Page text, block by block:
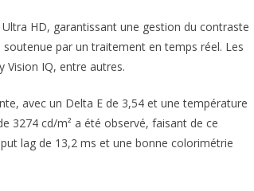
Ultra HD, garantissant une gestion du contraste
par un traitement en temps réel. Les
Vision IQ, entre autres.
avec un Delta E de 3,54 et une température
3274 cd/m² a été observé, faisant de ce
lag de 13,2 ms et une bonne colorimétrie